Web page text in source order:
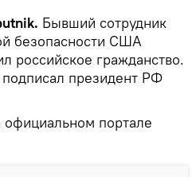
Бывший сотрудник
безопасности США
российское гражданство.
президент РФ
портале